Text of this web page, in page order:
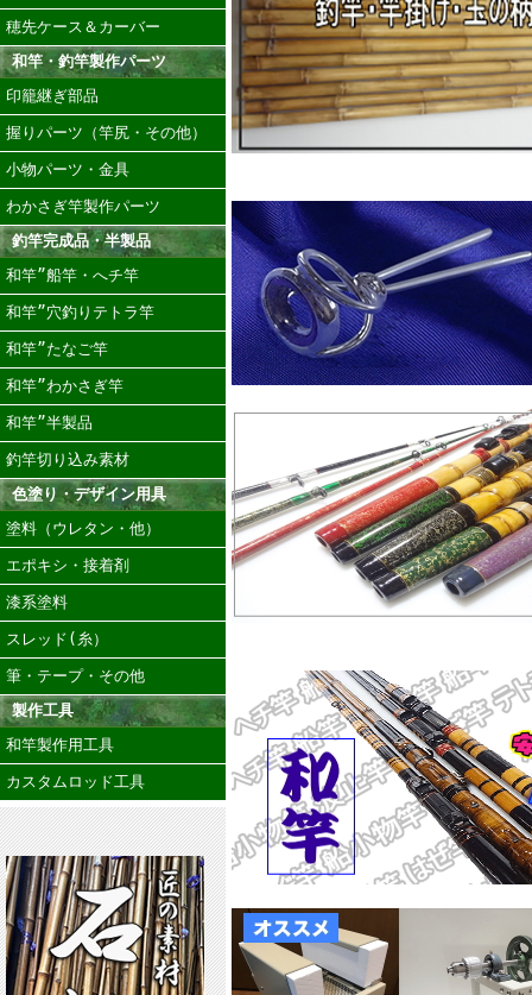
穂先ケース＆カーバー
和竿・釣竿製作パーツ
印籠継ぎ部品
握りパーツ（竿尻・その他）
小物パーツ・金具
わかさぎ竿製作パーツ
釣竿完成品・半製品
和竿”船竿・へチ竿
和竿”穴釣りテトラ竿
和竿”たなご竿
和竿”わかさぎ竿
和竿”半製品
釣竿切り込み素材
色塗り・デザイン用具
塗料（ウレタン・他）
エポキシ・接着剤
漆系塗料
スレッド(糸）
筆・テープ・その他
製作工具
和竿製作用工具
カスタムロッド工具